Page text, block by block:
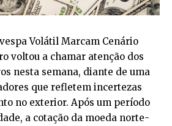
Volátil Marcam Cenário
voltou a chamar atenção dos
nesta semana, diante de uma
que refletem incertezas
no exterior. Após um período
a cotação da moeda norte-